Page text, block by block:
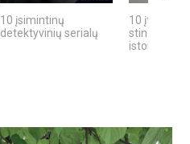
10 įsimintinų
detektyvinių serialų
10 įtemptų,
stingdančių
istorijų